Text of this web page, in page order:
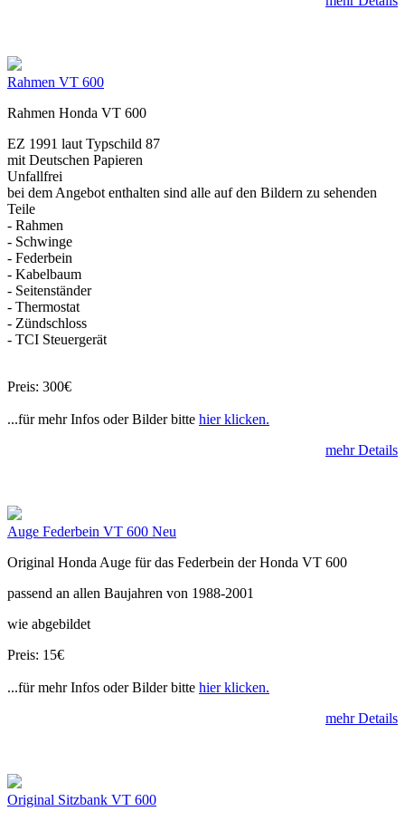
Rahmen VT 600
Rahmen Honda VT 600
EZ 1991 laut Typschild 87
mit Deutschen Papieren
Unfallfrei
bei dem Angebot enthalten sind alle auf den Bildern zu sehenden
Teile
- Rahmen
- Schwinge
- Federbein
- Kabelbaum
- Seitenständer
- Thermostat
- Zündschloss
- TCI Steuergerät
Preis: 300€
...für mehr Infos oder Bilder bitte hier klicken.
mehr Details
Auge Federbein VT 600 Neu
Original Honda Auge für das Federbein der Honda VT 600
passend an allen Baujahren von 1988-2001
wie abgebildet
Preis: 15€
...für mehr Infos oder Bilder bitte hier klicken.
mehr Details
Original Sitzbank VT 600